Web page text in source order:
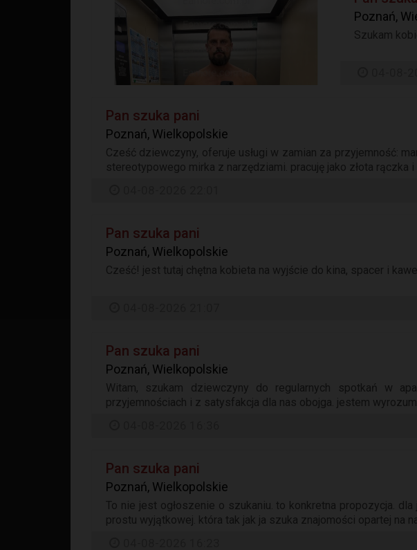
Poznań,
Szukam
Pan szuka pani
Poznań, Wielkopolskie
Cześć dziewczyny, oferuje usługi w zamian za przyjemność:
stereotypowego mirka z narzędziami. pracuję jako złota rączka
Pan szuka pani
Poznań, Wielkopolskie
Cześć! jest tutaj chętna kobieta na wyjście do kina, spacer i kawe
Pan szuka pani
Poznań, Wielkopolskie
Witam, szukam dziewczyny do regularnych spotkań w
przyjemnościach i z satysfakcja dla nas obojga. jestem
Pan szuka pani
Poznań, Wielkopolskie
To nie jest ogłoszenie o szukaniu. to konkretna propozycja.
prostu wyjątkowej. która tak jak ja szuka znajomości opartej na